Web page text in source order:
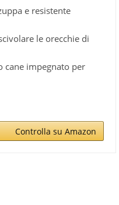
e resistente
le orecchie di
cane impegnato per
Controlla su Amazon